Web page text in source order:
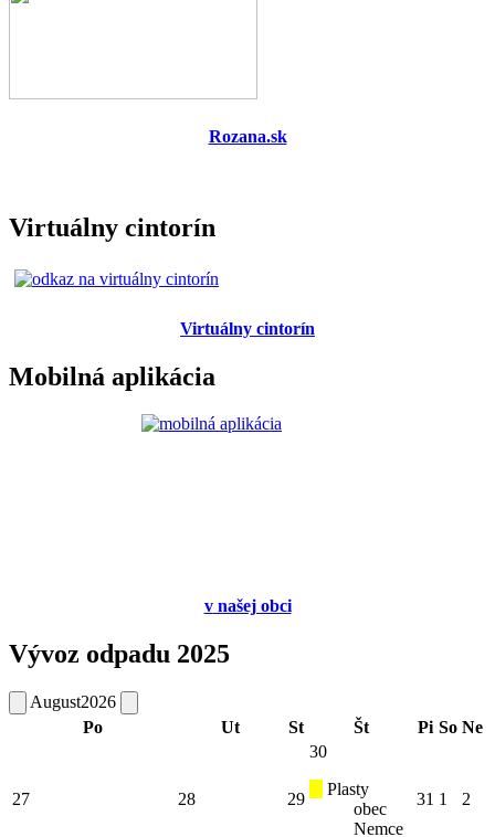
Rozana.sk
Virtuálny cintorín
Virtuálny cintorín
Mobilná aplikácia
vnašej obci
Vývoz odpadu 2025
August2026
Po
Ut St Št Pi So Ne
27 28 29
30
Plasty
obec
Nemce
31 1 2